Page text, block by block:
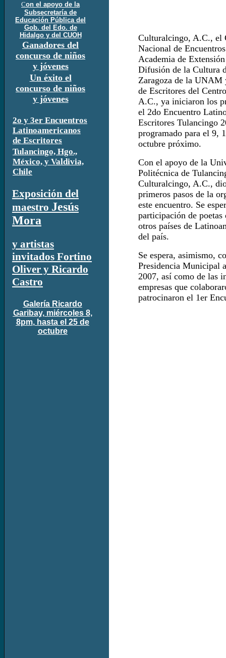
Con el apoyo de la
Subsecretaría de
Educación Pública del
Gob. del Edo. de
Hidalgo y del CUOH
Ganadores del
concurso de niños
y jóvenes
Un éxito el
concurso de niños
y jóvenes
2o y 3er Encuentros
Latinoamericanos
de Escritores
Tulancingo, Hgo.,
México, y Valdivia,
Chile
Exposición del
maestro Jesús
Mora
y artistas
invitados Fortino
Oliver y Ricardo
Castro
Galería Ricardo
Garibay, miércoles 8,
8pm, hasta el 25 de
octubre
Culturalcingo, A.C., el
Nacional de
Academia de
Difusión de la Cultura
Zaragoza de la UNAM
de Escritores del
A.C., ya iniciaron los
el 2do Encuentro
Escritores Tulancingo
programado para el 9,
octubre próximo.
Con el apoyo de la
Politécnica de
Culturalcingo, A.C.,
primeros pasos de la
este encuentro. Se
participación de
otros países de
del país.
Se espera, asimismo,
Presidencia Municipal
2007, así como de las
empresas que
patrocinaron el 1er